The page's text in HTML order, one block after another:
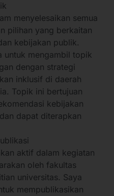
menyelesaikan semua
pilihan yang berkaitan
kebijakan publik.
untuk mengambil topik
dengan strategi
inklusif di daerah
Topik ini bertujuan
kebijakan
dapat diterapkan
aktif dalam kegiatan
oleh fakultas
universitas. Saya
mempublikasikan